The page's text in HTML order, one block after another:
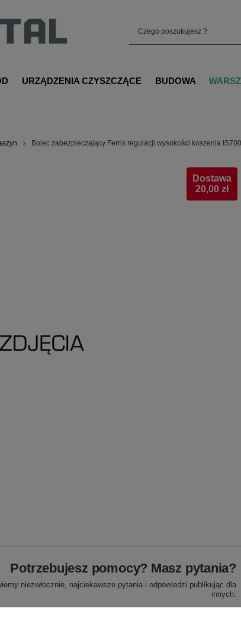
URZĄDZENIA CZYSZCZĄCE BUDOWA
Bolec zabezpieczający Ferris regulacji wysokości koszenia
Dostawa
20,00 zł
Potrzebujesz pomocy? Masz pytania?
niezwłocznie, najciekawsze pytania i odpowiedzi publikując dla
innych.